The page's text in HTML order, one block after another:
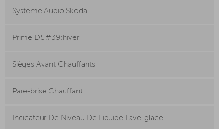
Système Audio Skoda
Prime D&#39;hiver
Sièges Avant Chauffants
Pare-brise Chauffant
Indicateur De Niveau De Liquide Lave-glace